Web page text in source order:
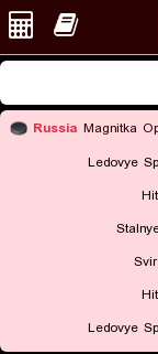
Russia Magnitka
Ledovye
Ledovye